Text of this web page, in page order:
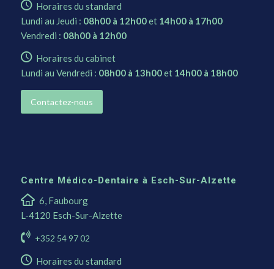
Horaires du standard
Lundi au Jeudi : 08h00 à 12h00et 14h00 à 17h00
Vendredi : 08h00 à 12h00
Horaires du cabinet
Lundi au Vendredi : 08h00 à 13h00et 14h00 à 18h00
Contactez-nous
Centre Médico-Dentaire à Esch-Sur-Alzette
6, Faubourg
L-4120 Esch-Sur-Alzette
+352 54 97 02
Horaires du standard